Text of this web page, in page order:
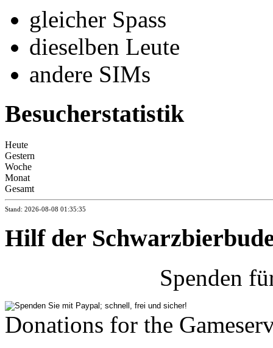
gleicher Spass
dieselben Leute
andere SIMs
Besucherstatistik
Heute
Gestern
Woche
Monat
Gesamt
Stand: 2026-08-08 01:35:35
Hilf der
Spenden
Donations for the